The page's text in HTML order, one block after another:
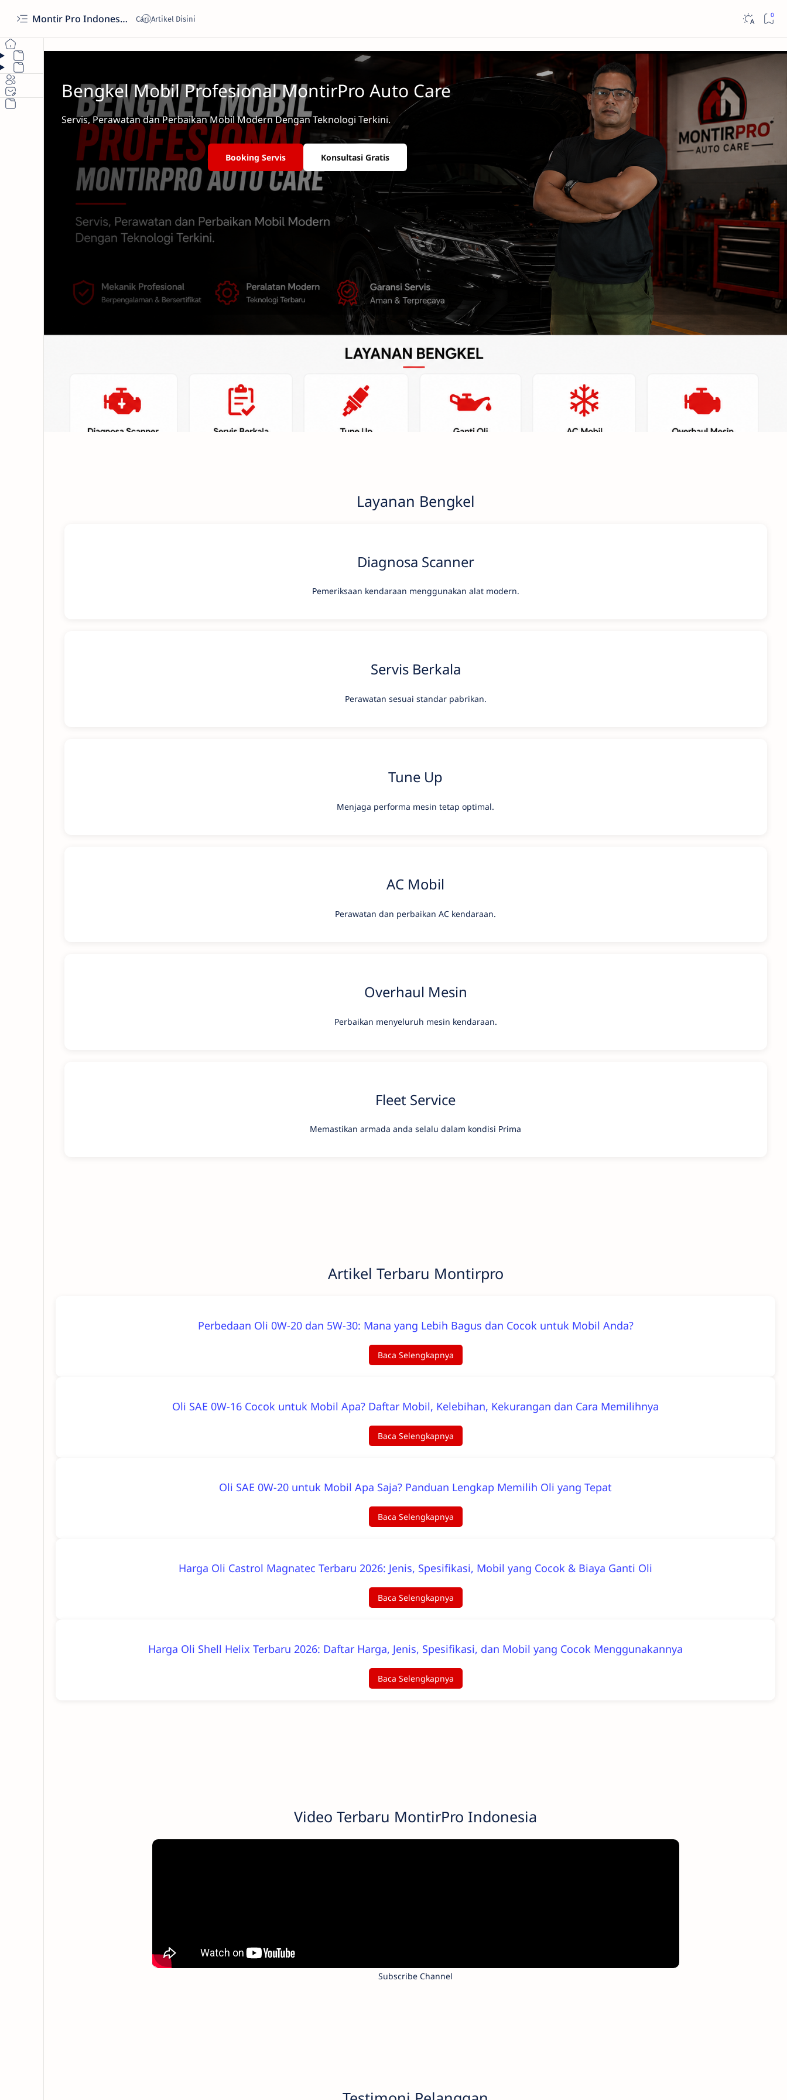
Montir Pro Indonesia
Bengkel Mobil Profesional MontirPro Auto Care
Servis, Perawatan dan Perbaikan Mobil Modern Dengan Teknologi Terkini.
Booking Servis Konsultasi Gratis
Layanan Bengkel
Diagnosa Scanner
Pemeriksaan kendaraan menggunakan alat modern.
Servis Berkala
Perawatan sesuai standar pabrikan.
Tune Up
Menjaga performa mesin tetap optimal.
AC Mobil
Perawatan dan perbaikan AC kendaraan.
Overhaul Mesin
Perbaikan menyeluruh mesin kendaraan.
Fleet Service
Memastikan armada anda selalu dalam kondisi Prima
Artikel Terbaru Montirpro
Perbedaan Oli 0W-20 dan 5W-30: Mana yang Lebih Bagus dan Cocok untuk Mobil Anda?
Baca Selengkapnya
Oli SAE 0W-16 Cocok untuk Mobil Apa? Daftar Mobil, Kelebihan, Kekurangan dan Cara Memilihnya
Baca Selengkapnya
Oli SAE 0W-20 untuk Mobil Apa Saja? Panduan Lengkap Memilih Oli yang Tepat
Baca Selengkapnya
Harga Oli Castrol Magnatec Terbaru 2026: Jenis, Spesifikasi, Mobil yang Cocok & Biaya Ganti Oli
Baca Selengkapnya
Harga Oli Shell Helix Terbaru 2026: Daftar Harga, Jenis, Spesifikasi, dan Mobil yang Cocok Menggunakannya
Baca Selengkapnya
Video Terbaru MontirPro Indonesia
Subscribe Channel